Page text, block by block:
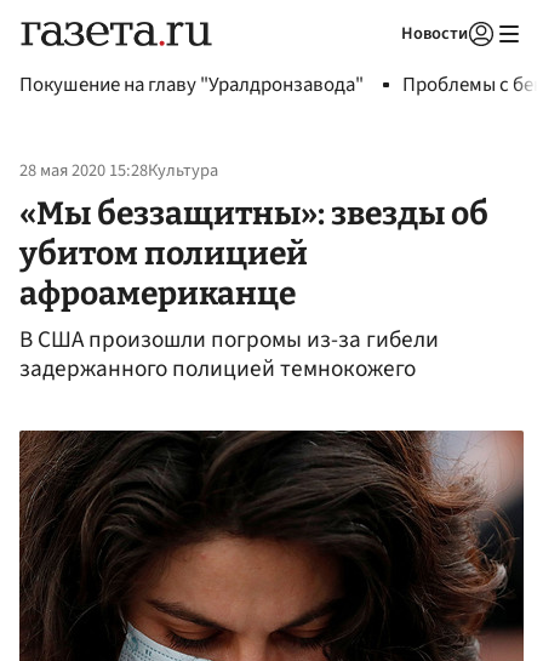
Новости
Покушение на главу "Уралдронзавода" Проблемы с
28 мая 2020 15:28Культура
«Мы беззащитны»: звезды об
убитом полицией
афроамериканце
В США произошли погромы из-за гибели
задержанного полицией темнокожего